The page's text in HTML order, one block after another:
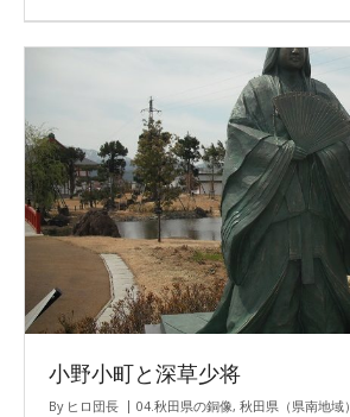
小野小町と深草少将
By ヒロ団長 04.秋田県の銅像, 秋田県（県南地域）